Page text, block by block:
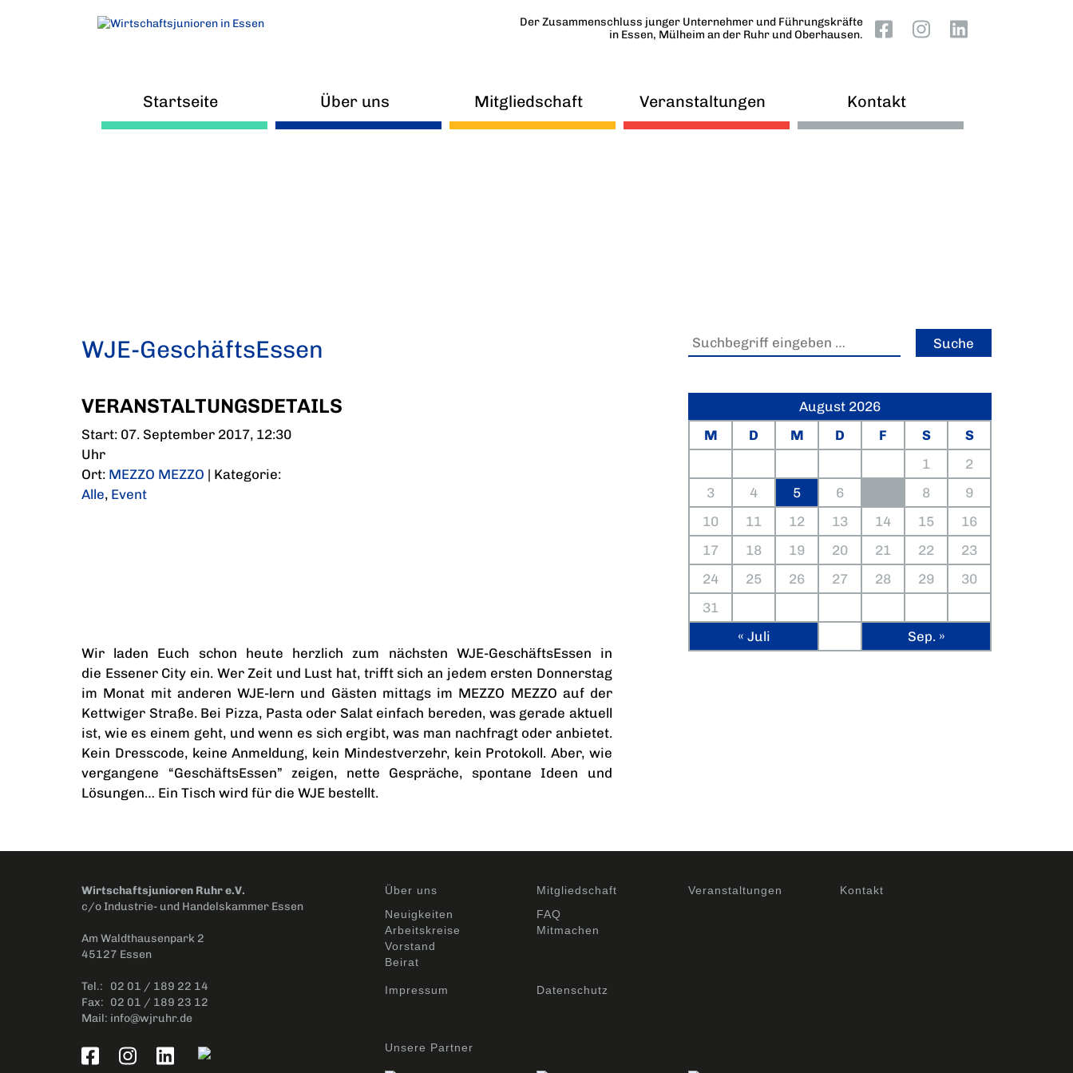
Der Zusammenschluss junger Unternehmer und Führungskräfte
in Essen, Mülheim an der Ruhr und Oberhausen.
Startseite Über uns Mitgliedschaft Veranstaltungen Kontakt
WJE-GeschäftsEssen
VERANSTALTUNGSDETAILS
Start: 07. September 2017, 12:30
Uhr
Ort: MEZZO MEZZO | Kategorie:
Alle, Event
Wir laden Euch schon heute herzlich zum nächsten WJE-GeschäftsEssen in
die Essener City ein. Wer Zeit und Lust hat, trifft sich an jedem ersten Donnerstag
im Monat mit anderen WJE-lern und Gästen mittags im MEZZO MEZZO auf der
Kettwiger Straße. Bei Pizza, Pasta oder Salat einfach bereden, was gerade aktuell
ist, wie es einem geht, und wenn es sich ergibt, was man nachfragt oder anbietet.
Kein Dresscode, keine Anmeldung, kein Mindestverzehr, kein Protokoll. Aber, wie
vergangene “GeschäftsEssen” zeigen, nette Gespräche, spontane Ideen und
Lösungen… Ein Tisch wird für die WJE bestellt.
August 2026
M
D M D F S
S
1
2
3
4 5 6 8
9
10
11 12 13 14 15
16
17
18 19 20 21 22
23
24
25 26 27 28 29
30
31
« Juli
Sep. »
Wirtschaftsjunioren Ruhr e.V.
c/o Industrie- und Handelskammer Essen
Am Waldthausenpark 2
45127 Essen
Tel.:
02 01 / 189 22 14
Fax: 02 01 / 189 23 12
Mail: info@wjruhr.de
Über uns
Neuigkeiten
Arbeitskreise
Vorstand
Beirat
Mitgliedschaft
FAQ
Mitmachen
Veranstaltungen Kontakt
Impressum Datenschutz
Unsere Partner